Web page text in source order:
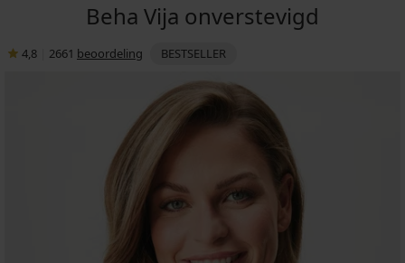
Beha Vija onverstevigd
4,8 2661 beoordeling BESTSELLER